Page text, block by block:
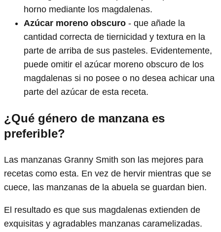
horno mediante los magdalenas.
Azúcar moreno obscuro - que añade la
cantidad correcta de tiernicidad y textura en la
parte de arriba de sus pasteles. Evidentemente,
puede omitir el azúcar moreno obscuro de los
magdalenas si no posee o no desea achicar una
parte del azúcar de esta receta.
¿Qué género de manzana es
preferible?
Las manzanas Granny Smith son las mejores para
recetas como esta. En vez de hervir mientras que se
cuece, las manzanas de la abuela se guardan bien.
El resultado es que sus magdalenas extienden de
exquisitas y agradables manzanas caramelizadas.